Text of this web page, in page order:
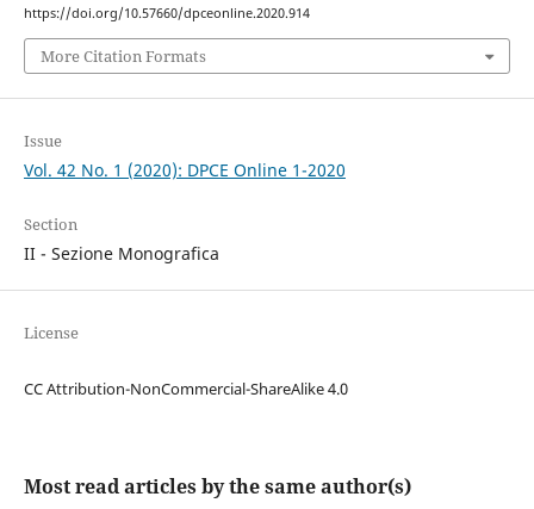
https://doi.org/10.57660/dpceonline.2020.914
More Citation Formats
Issue
Vol. 42 No. 1 (2020): DPCE Online 1-2020
Section
II - Sezione Monografica
License
CC Attribution-NonCommercial-ShareAlike 4.0
Most read articles by the same author(s)